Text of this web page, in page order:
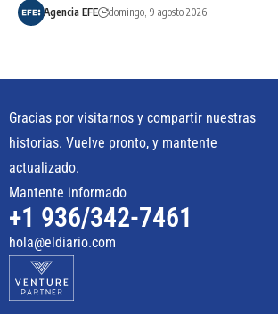
Agencia EFE domingo, 9 agosto 2026
Gracias por visitarnos y compartir nuestras
historias. Vuelve pronto, y mantente
actualizado.
Mantente informado
+1 936/342-7461
hola@eldiario.com